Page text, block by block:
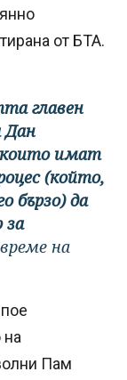
от БТА.
главен
Дан
които имат
(който,
бързо) да
за
на
на
Пам